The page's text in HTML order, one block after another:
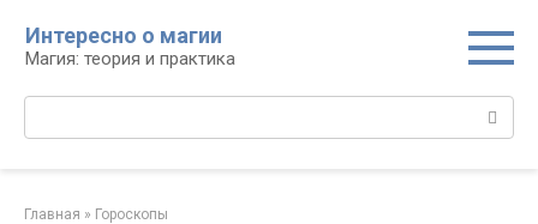
контенту
Интересно о магии
Магия: теория и практика
Главная » Гороскопы